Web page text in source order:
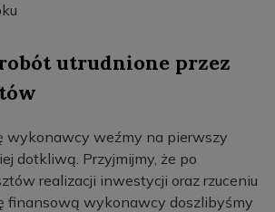
utrudnione przez
wykonawcy weźmy na pierwszy
dotkliwą. Przyjmijmy, że po
realizacji inwestycji oraz rzuceniu
finansową wykonawcy doszlibyśmy